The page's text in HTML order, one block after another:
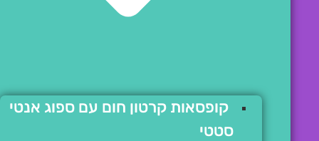
קופסאות קרטון חום עם ספוג אנטי
סטטי